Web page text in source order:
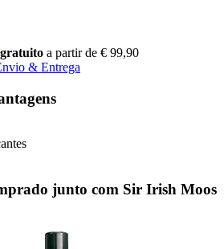
a partir de € 99,90
& Entrega
junto com Sir Irish Moos